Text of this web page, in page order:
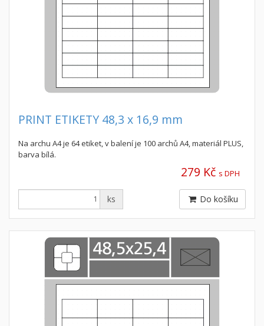
PRINT ETIKETY 48,3 x 16,9 mm
Na archu A4 je 64 etiket, v balení je 100 archů A4, materiál PLUS,
barva bílá.
279 Kč s DPH
ks Do košíku